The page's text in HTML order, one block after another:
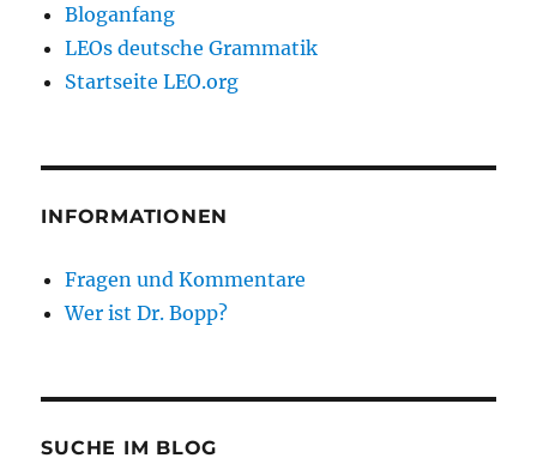
Bloganfang
LEOs deutsche Grammatik
Startseite LEO.org
INFORMATIONEN
Fragen und Kommentare
Wer ist Dr. Bopp?
SUCHE IM BLOG